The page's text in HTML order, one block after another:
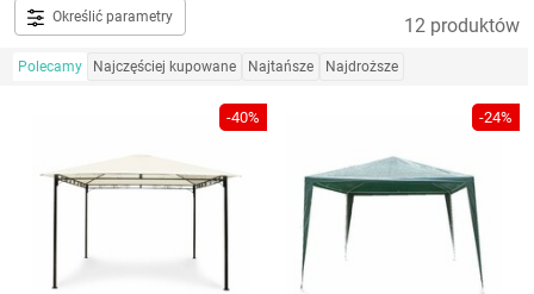
Określić parametry 12 produktów
Polecamy Najczęściej kupowane Najtańsze Najdroższe
-40% -24%